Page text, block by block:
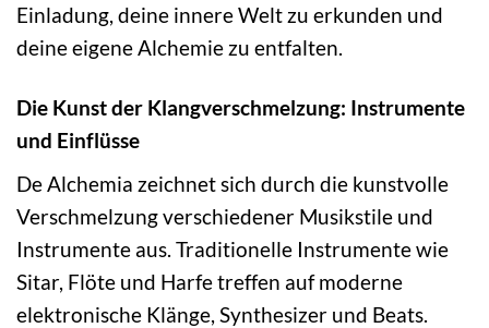
Einladung, deine innere Welt zu erkunden und
deine eigene Alchemie zu entfalten.
Die Kunst der Klangverschmelzung: Instrumente
und Einflüsse
De Alchemia zeichnet sich durch die kunstvolle
Verschmelzung verschiedener Musikstile und
Instrumente aus. Traditionelle Instrumente wie
Sitar, Flöte und Harfe treffen auf moderne
elektronische Klänge, Synthesizer und Beats.